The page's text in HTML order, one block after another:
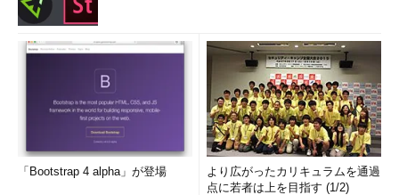
「Bootstrap 4 alpha」が登場
より広がったカリキュラムを通過
点に若者は上を目指す (1/2)